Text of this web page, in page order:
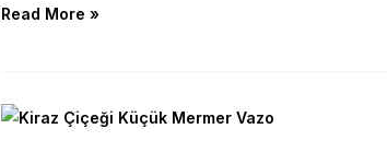
Read More »
Kiraz